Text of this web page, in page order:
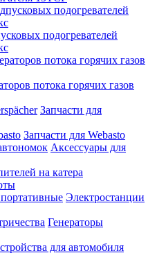
подогревателей
потока горячих газов
Запчасти для
Запчасти для Webasto
Аксессуары для
на катера
Электростанции
Генераторы